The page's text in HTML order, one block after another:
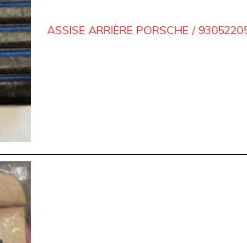
ASSISE ARRIÈRE PORSCHE /